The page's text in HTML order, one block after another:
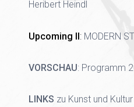
Heribert Heindl
Upcoming II: MODERN
VORSCHAU: Programm
LINKS zu Kunst und Kultur